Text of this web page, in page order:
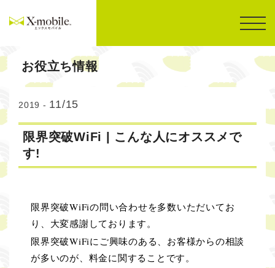
お役立ち情報
2019 - 11/15
限界突破WiFi | こんな人にオススメで
す!
限界突破WiFiの問い合わせを多数いただいてお
り、大変感謝しております。
限界突破WiFiにご興味のある、お客様からの相談
が多いのが、料金に関することです。